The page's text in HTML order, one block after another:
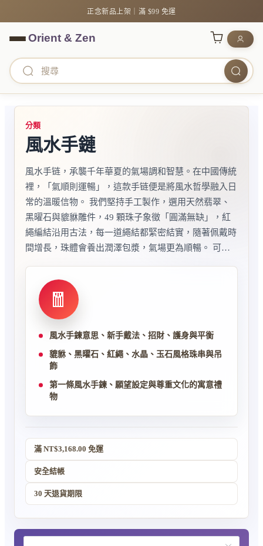
正念新品上架｜滿 $99 免運
分類
風水手鏈
風水手链，承襲千年華夏的氣場調和智慧。在中國傳統
裡，「氣順則運暢」，這款手链便是將風水哲學融入日
常的溫暖信物。​ 我們堅持手工製作，選用天然翡翠、
黑曜石與貔貅雕件，49 顆珠子象徵「圓滿無缺」，紅
繩編結沿用古法，每一道繩結都緊密結實，隨著佩戴時
間增長，珠體會養出潤澤包漿，氣場更為順暢。​ 可調
慶贈禮皆合適。單戴凸顯風水韻味，疊戴其他細鏈更具
層次感，低調中藏著對生活的美好期許。​ 這不只是一
件飾品，更是傳遞心意的媒介 —— 送伴侶訴「相伴順
寧」，每顆珠子都藏著「願你萬事順意」的真摯祝福。​
🧧
風水手鍊意思、新手戴法、招財、護身與平衡
貔貅、黑曜石、紅繩、水晶、玉石風格珠串與吊
飾
第一條風水手鍊、願望設定與尊重文化的寓意禮
物
滿 NT$3,168.00 免運
安全結帳
30 天退貨期限